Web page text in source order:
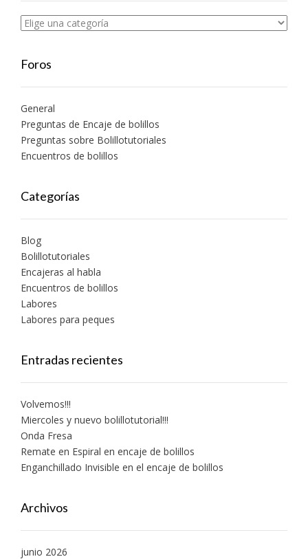
Foros
General
Preguntas de Encaje de bolillos
Preguntas sobre Bolillotutoriales
Encuentros de bolillos
Categorías
Blog
Bolillotutoriales
Encajeras al habla
Encuentros de bolillos
Labores
Labores para peques
Entradas recientes
Volvemos!!!
Miercoles y nuevo bolillotutorial!!!
Onda Fresa
Remate en Espiral en encaje de bolillos
Enganchillado Invisible en el encaje de bolillos
Archivos
junio 2026